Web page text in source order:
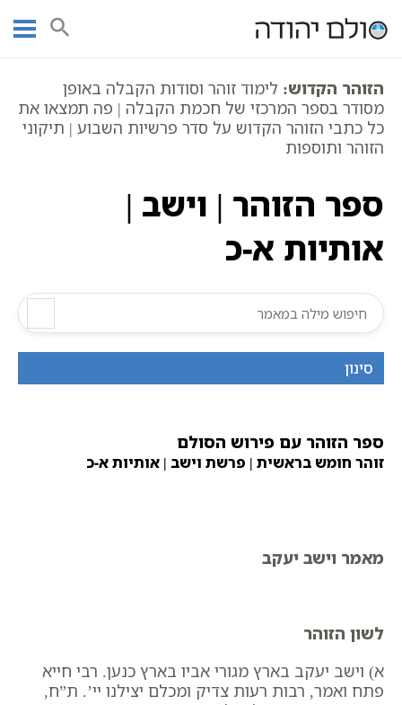
עמוד ראשי
ספר הזוהר
פר' וישב ספר הזוהר | וישב | אותיות א-כ
הזוהר הקדוש: לימוד זוהר וסודות הקבלה באופן
מסודר בספר המרכזי של חכמת הקבלה | פה תמצאו את
כל כתבי הזוהר הקדוש על סדר פרשיות השבוע | תיקוני
הזוהר ותוספות
ספר הזוהר | וישב |
אותיות א-כ
ספר הזוהר עם פירוש הסולם
זוהר חומש בראשית | פרשת וישב | אותיות א-כ
מאמר וישב יעקב
לשון הזוהר
א) וישב יעקב בארץ מגורי אביו בארץ כנען. רבי חייא
פתח ואמר, רבות רעות צדיק ומכלם יצילנו יי’. ת”ח,
סינון